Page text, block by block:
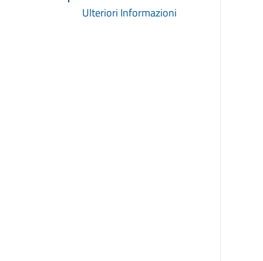
Ulteriori Informazioni